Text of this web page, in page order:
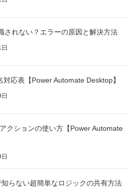
されない？エラーの原因と解決方法
対応表【Power Automate Desktop】
クションの使い方【Power Automate
らない超簡単なロジックの共有方法